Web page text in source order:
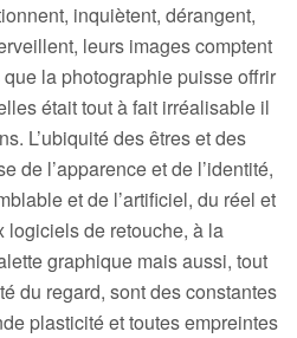
inquiètent, dérangent,
leurs images comptent
la photographie puisse offrir
était tout à fait irréalisable il
L’ubiquité des êtres et des
de l’apparence et de l’identité,
et de l’artificiel, du réel et
logiciels de retouche, à la
graphique mais aussi, tout
du regard, sont des constantes
plasticité et toutes empreintes